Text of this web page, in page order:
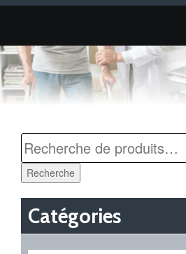
Recherche
Catégories